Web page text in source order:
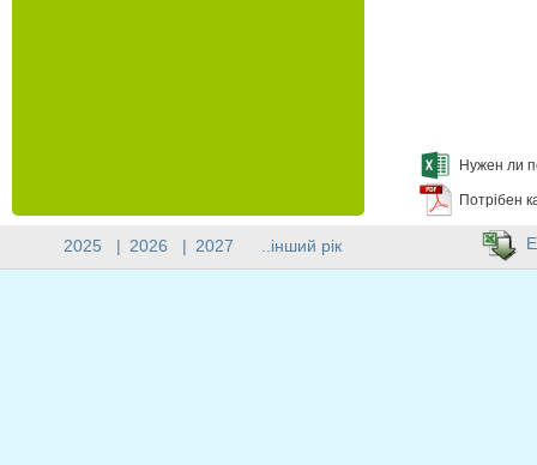
Нужен ли
Потрібен
2025 | 2026 | 2027 ..інший рік